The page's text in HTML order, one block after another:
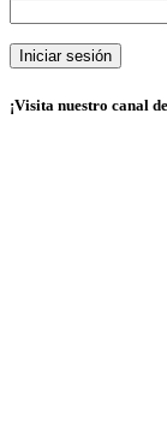
¡Visita nuestro canal